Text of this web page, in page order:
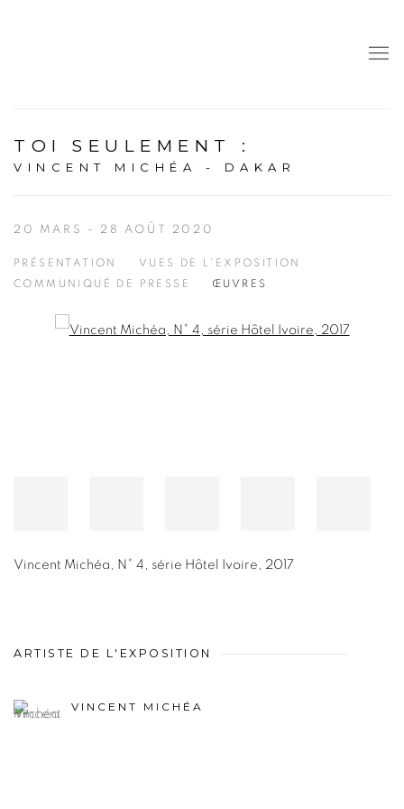
TOI SEULEMENT :
VINCENT MICHÉA - DAKAR
20 MARS - 28 AOÛT 2020
PRÉSENTATION
VUES DE L'EXPOSITION
COMMUNIQUÉ DE PRESSE
ŒUVRES
Open a larger version of the following image in a popup:
Vincent Michéa N° 4, série Hôtel Ivoire 2017
ARTISTE DE L'EXPOSITION
VINCENT MICHÉA